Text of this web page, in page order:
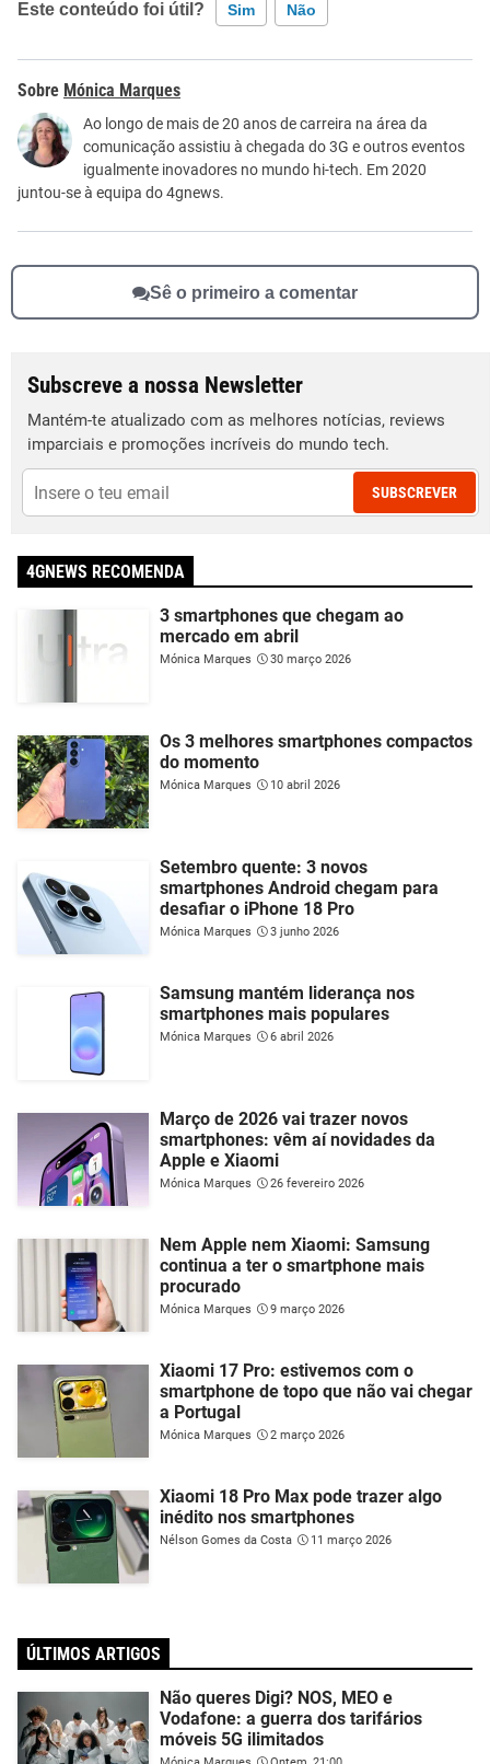
Este conteúdo foi útil? Sim Não
Este conteúdo contém informação incorreta
Este conteúdo não tem a informação que procuro
Outro
Mónica Marques
Ao longo de mais de 20 anos de carreira na área da
comunicação assistiu à chegada do 3G e outros eventos
igualmente inovadores no mundo hi-tech. Em 2020
juntou-se à equipa do 4gnews.
Sê o primeiro a comentar
Subscreve a nossa Newsletter
Mantém-te atualizado com as melhores notícias, reviews
imparciais e promoções incríveis do mundo tech.
SUBSCREVER
4GNEWS RECOMENDA
3 smartphones que chegam ao
mercado em abril
Mónica Marques 30 março 2026
Os 3 melhores smartphones compactos
do momento
Mónica Marques 10 abril 2026
Setembro quente: 3 novos
smartphones Android chegam para
desafiar o iPhone 18 Pro
Mónica Marques 3 junho 2026
Samsung mantém liderança nos
smartphones mais populares
Mónica Marques 6 abril 2026
Março de 2026 vai trazer novos
smartphones: vêm aí novidades da
Apple e Xiaomi
Mónica Marques 26 fevereiro 2026
Nem Apple nem Xiaomi: Samsung
continua a ter o smartphone mais
procurado
Mónica Marques 9 março 2026
Xiaomi 17 Pro: estivemos com o
smartphone de topo que não vai chegar
a Portugal
Mónica Marques 2 março 2026
Xiaomi 18 Pro Max pode trazer algo
inédito nos smartphones
Nélson Gomes da Costa 11 março 2026
ÚLTIMOS ARTIGOS
Não queres Digi? NOS, MEO e
Vodafone: a guerra dos tarifários
móveis 5G ilimitados